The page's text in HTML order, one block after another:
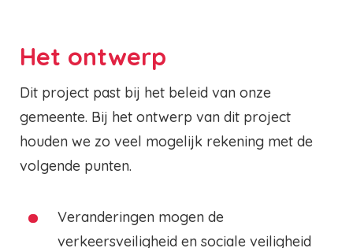
Het ontwerp
Dit project past bij het beleid van onze
gemeente. Bij het ontwerp van dit project
houden we zo veel mogelijk rekening met de
volgende punten.
Veranderingen mogen de
verkeersveiligheid en sociale veiligheid